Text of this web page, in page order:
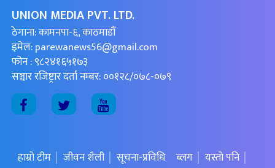
UNION MEDIA PVT. LTD.
ठेगाना: कामनपा-६, काठमाडौं
इमेल:parewanews56@gmail.com
फोन : ९८२४१६५१७३
सञ्चार रजिष्ट्रार दर्ता नम्बर: ००१२८/०७८-०७९
हाम्रो टीम जीवन शैली सूचना-प्रविधि ब्लग यस्तो पनि